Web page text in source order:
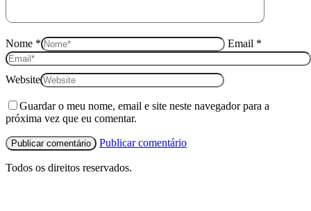
Nome * Email *
Website
Guardar o meu nome, email e site neste navegador para a
próxima vez que eu comentar.
Publicar comentário
Todos os direitos reservados.